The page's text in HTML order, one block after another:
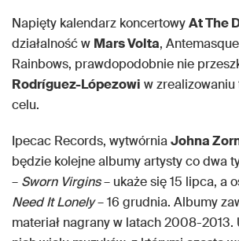
Napięty kalendarz koncertowyAt The
działalność w Mars Volta,
Rainbows, prawdopodobnie nie
Rodríguez-Lópezowi w
celu.
Ipecac Records, wytwórniaJohna
będzie kolejne albumy artysty co dwa
– Sworn Virgins– ukaże się 15 lipca, a
Need It Lonely– 16 grudnia. Albumy
materiał nagrany w latach 2008-2013.